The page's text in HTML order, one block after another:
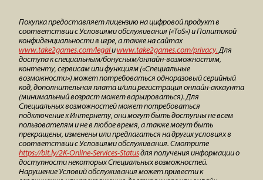
Покупка предоставляет лицензию на цифровой продукт в
соответствии с Условиями обслуживания («ToS») и Политикой
конфиденциальности в игре, а также на сайтах
www.take2games.com/legalиwww.take2games.com/privacy. Для
доступа к специальным/бонусным/онлайн-возможностям,
контенту, сервисам или функциям («Специальные
возможности») может потребоваться одноразовый серийный
код, дополнительная плата и/или регистрация онлайн-аккаунта
(минимальный возраст может варьироваться). Для
Специальных возможностей может потребоваться
подключение к Интернету, они могут быть доступны не всем
пользователям и не в любое время, а также могут быть
прекращены, изменены или предлагаться на других условиях в
соответствии с Условиями обслуживания. Смотрите
https://bit.ly/2K-Online-Services-Statusдля получения информации о
доступности некоторых Специальных возможностей.
Нарушение Условий обслуживания может привести к